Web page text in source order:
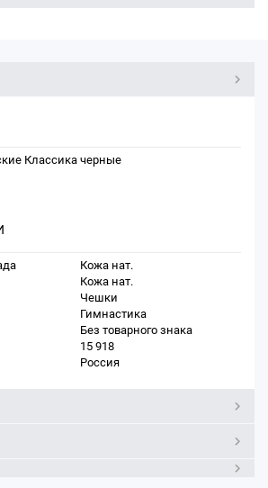
Классика черные
Кожа нат.
Кожа нат.
Чешки
Гимнастика
Без товарного знака
15 918
Россия